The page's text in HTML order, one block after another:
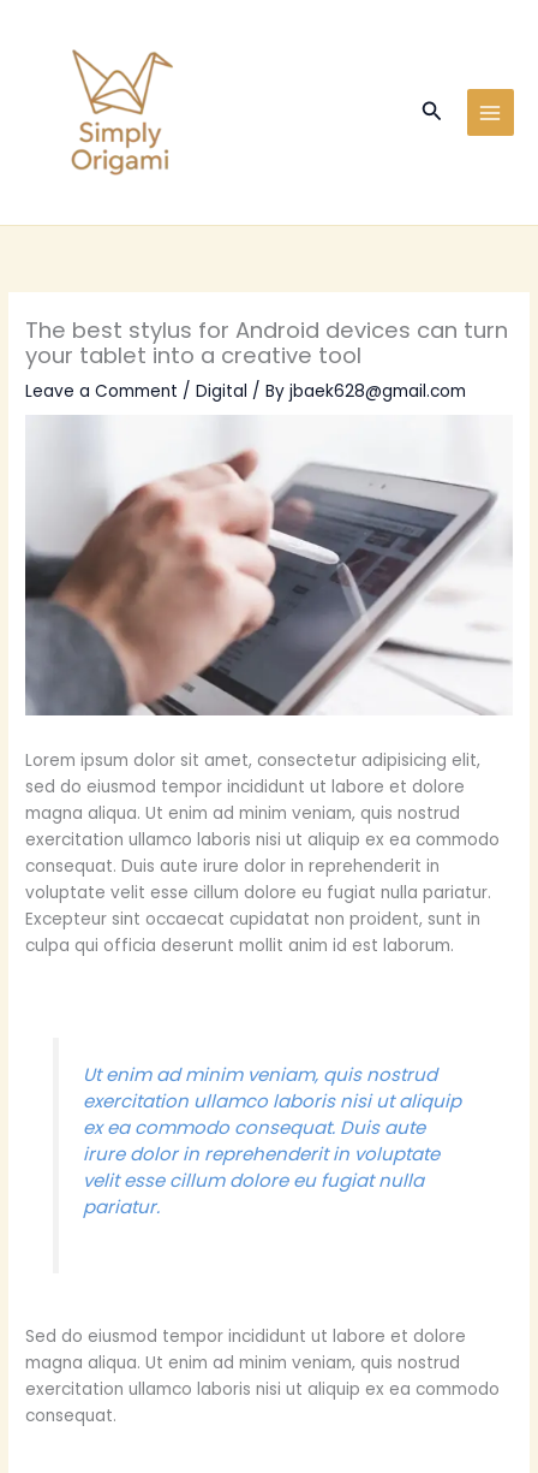
Search
The best stylus for Android devices can turn
your tablet into a creative tool
Leave a Comment /Digital / Byjbaek628@gmail.com
Lorem ipsum dolor sit amet, consectetur adipisicing elit,
sed do eiusmod tempor incididunt ut labore et dolore
magna aliqua. Ut enim ad minim veniam, quis nostrud
exercitation ullamco laboris nisi ut aliquip ex ea commodo
consequat. Duis aute irure dolor in reprehenderit in
voluptate velit esse cillum dolore eu fugiat nulla pariatur.
Excepteur sint occaecat cupidatat non proident, sunt in
culpa qui officia deserunt mollit anim id est laborum.
Ut enim ad minim veniam, quis nostrud
exercitation ullamco laboris nisi ut aliquip
ex ea commodo consequat. Duis aute
irure dolor in reprehenderit in voluptate
velit esse cillum dolore eu fugiat nulla
pariatur.
Sed do eiusmod tempor incididunt ut labore et dolore
magna aliqua. Ut enim ad minim veniam, quis nostrud
exercitation ullamco laboris nisi ut aliquip ex ea commodo
consequat.